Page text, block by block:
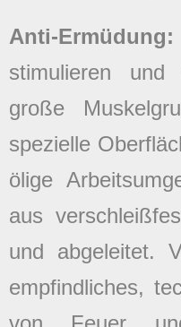
Anti-Ermüdung:
stimulieren
große
spezielle
ölige
aus
und abgeleitet.
empfindliches,